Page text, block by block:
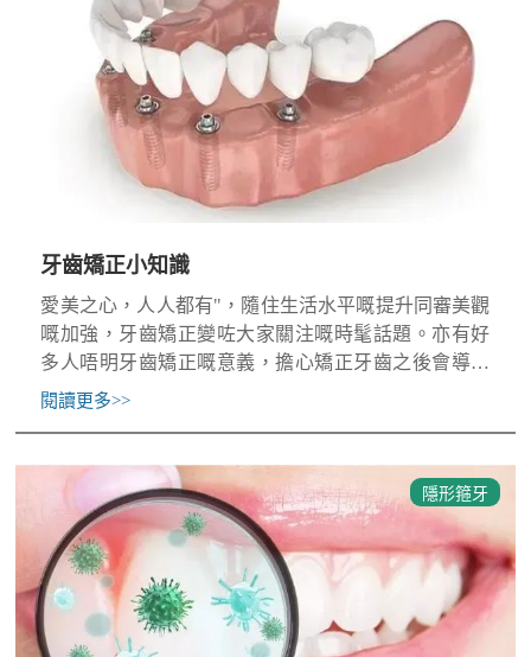
牙齒矯正小知識
愛美之心，人人都有"，隨住生活水平嘅提升同審美觀
嘅加強，牙齒矯正變咗大家關注嘅時髦話題。亦有好
多人唔明牙齒矯正嘅意義，擔心矯正牙齒之後會導致
牙齒鬆動、唔啱，影響咀嚼功能，經常躊躇猶豫之
閱讀更多>>
隱形箍牙